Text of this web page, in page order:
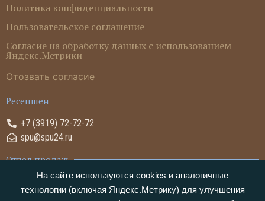
На сайте используются cookies и аналогичные
технологии (включая Яндекс.Метрику) для улучшения
Политика конфиденциальности
Пользовательское соглашение
Согласие на обработку данных с использованием
Яндекс.Метрики
Отозвать согласие
Ресепшен
+7 (3919) 72-72-72
spu@spu24.ru
Отдел продаж
+7 (3919) 72-05-05
sales@spu24.ru